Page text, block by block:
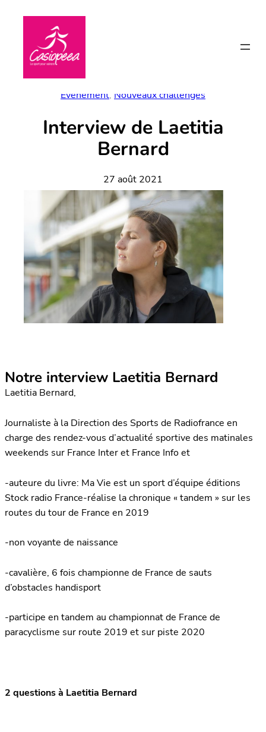
Événement, Nouveaux challenges
Interview de Laetitia
Bernard
27 août 2021
Notre interview Laetitia Bernard
Laetitia Bernard,
Journaliste à la Direction des Sports de Radiofrance en
charge des rendez-vous d’actualité sportive des matinales
weekends sur France Inter et France Info et
-auteure du livre: Ma Vie est un sport d’équipe éditions
Stock radio France-réalise la chronique « tandem » sur les
routes du tour de France en 2019
-non voyante de naissance
-cavalière, 6 fois championne de France de sauts
d’obstacles handisport
-participe en tandem au championnat de France de
paracyclisme sur route 2019 et sur piste 2020
2 questions à Laetitia Bernard